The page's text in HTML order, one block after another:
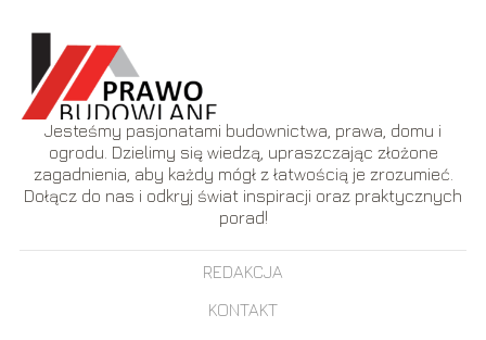
Jesteśmy pasjonatami budownictwa, prawa, domu i
ogrodu. Dzielimy się wiedzą, upraszczając złożone
zagadnienia, aby każdy mógł z łatwością je zrozumieć.
Dołącz do nas i odkryj świat inspiracji oraz praktycznych
porad!
REDAKCJA
KONTAKT